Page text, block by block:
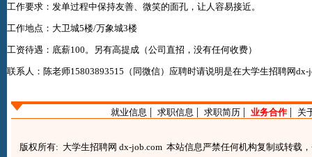
工作要求：发单过程中保持友善、微笑的面孔，让人容易接近。
工作地点：大卫城5楼/万象城3楼
工资待遇：底薪100。另有高提成（公司直招，没有任何收费）
联系人：陈老师15803893515（同微信）应聘时请说明是在大学生招聘网dx-
就业信息 | 求职信息 | 求职简历| 业务合作| 关
版权所有: 大学生招聘网 dx-job.com 本站信息严禁任何机构复制或转载